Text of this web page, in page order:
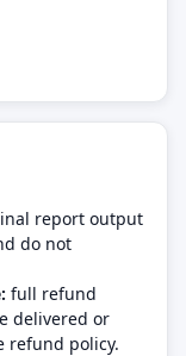
report output
do not
full refund
delivered or
refund policy.